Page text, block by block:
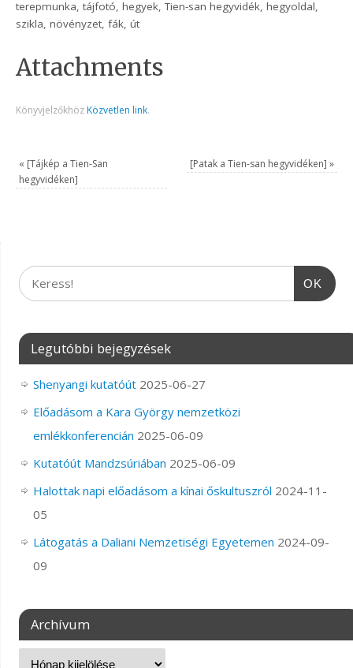
terepmunka, tájfotó, hegyek, Tien-san hegyvidék, hegyoldal,
szikla, növényzet, fák, út
Attachments
Könyvjelzőkhöz Közvetlen link.
« [Tájkép a Tien-San
hegyvidéken]
[Patak a Tien-san hegyvidéken] »
OK
Legutóbbi bejegyzések
Shenyangi kutatóút 2025-06-27
Előadásom a Kara György nemzetközi
emlékkonferencián 2025-06-09
Kutatóút Mandzsúriában 2025-06-09
Halottak napi előadásom a kínai őskultuszról 2024-11-
05
Látogatás a Daliani Nemzetiségi Egyetemen 2024-09-
09
Archívum